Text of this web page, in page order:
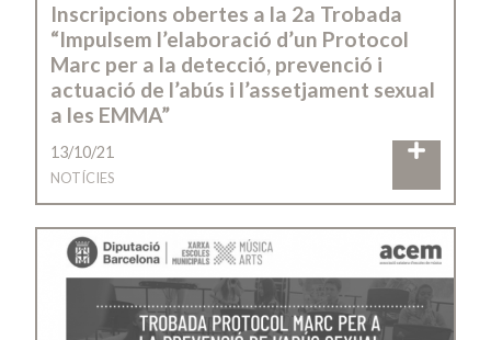
Inscripcions obertes a la 2a Trobada
“Impulsem l’elaboració d’un Protocol
Marc per a la detecció, prevenció i
actuació de l’abús i l’assetjament sexual
a les EMMA”
13/10/21
NOTÍCIES